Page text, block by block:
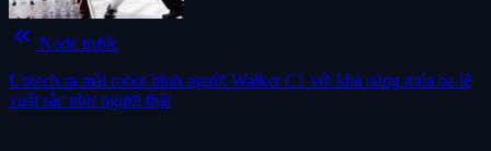
keyboard_double_arrow_left Node trước
Ubtech ra mắt robot hình người Walker C1 với khả năng múa ba lê
xuất sắc như người thật